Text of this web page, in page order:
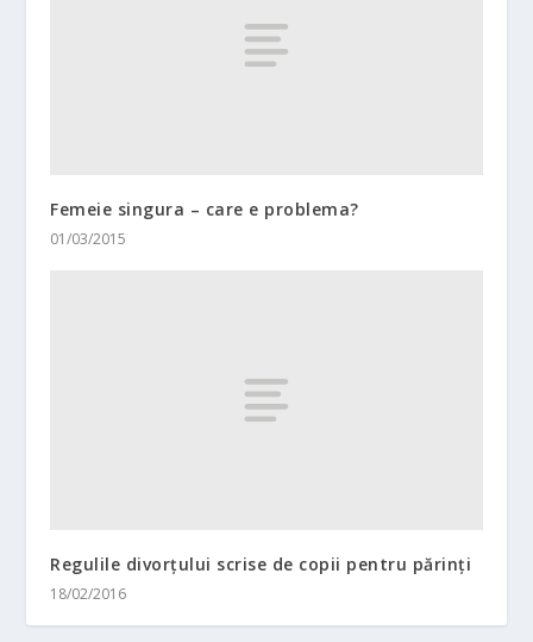
Femeie singura – care e problema?
01/03/2015
Regulile divorţului scrise de copii pentru părinţi
18/02/2016